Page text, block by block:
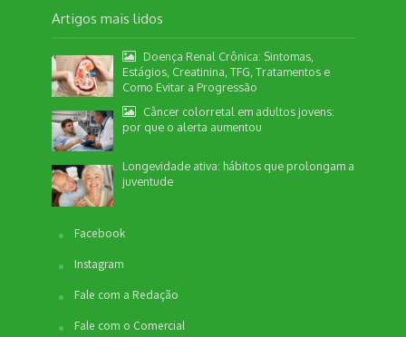
Artigos mais lidos
Doença Renal Crônica: Sintomas,
Estágios, Creatinina, TFG, Tratamentos e
Como Evitar a Progressão
Câncer colorretal em adultos jovens:
por que o alerta aumentou
Longevidade ativa: hábitos que prolongam a
juventude
Facebook
Instagram
Fale com a Redação
Fale com o Comercial